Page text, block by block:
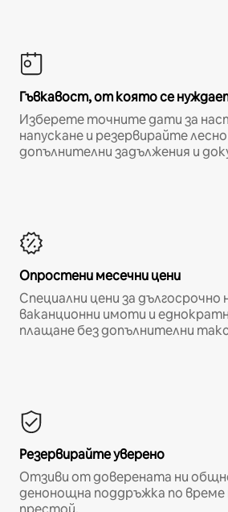
Гъвкавост, от която се
Изберете точните дати за
напускане и резервирайте
допълнителни задължения и
Опростени месечни цени
Специални цени за дългосрочно
ваканционни имоти и
плащане без допълнителни
Резервирайте уверено
Отзиви от доверената ни
денонощна поддръжка по време